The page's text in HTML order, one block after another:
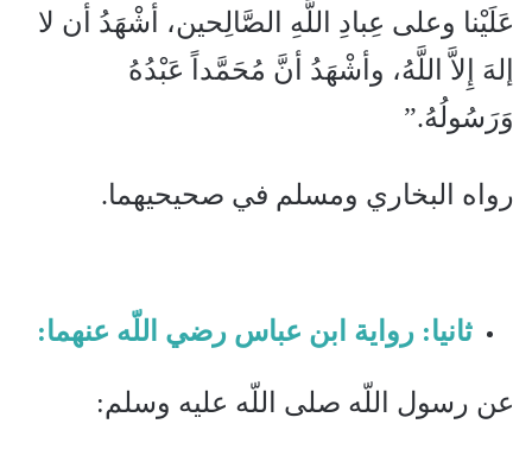
عَلَيْنا وعلى عِبادِ اللَّهِ الصَّالِحين، أشْهَدُ أن لا
إلهَ إِلاَّ اللَّهُ، وأشْهَدُ أنَّ مُحَمَّداً عَبْدُهُ
وَرَسُولُهُ.‏”‏
رواه البخاري ومسلم في صحيحيهما‏.
ثانيا: رواية ابن عباس رضي اللّه عنهما:
عن رسول اللّه صلى اللّه عليه وسلم‏:‏